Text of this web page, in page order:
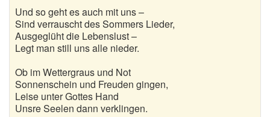
Romantische Gedichte
Schöne Gedichte
Sommergedichte
Taufgedichte
Trauergedichte
Und so geht es auch mit uns –
Sind verrauscht des Sommers Lieder,
Ausgeglüht die Lebenslust –
Legt man still uns alle nieder.
Ob im Wettergraus und Not
Sonnenschein und Freuden gingen,
Leise unter Gottes Hand
Unsre Seelen dann verklingen.